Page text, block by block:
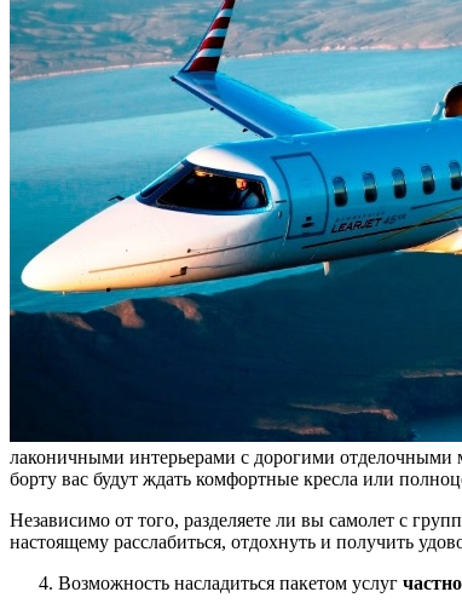
лаконичными интерьерами с дорогими отделочными
борту вас будут ждать комфортные кресла или
Независимо от того, разделяете ли вы самолет с
настоящему расслабиться, отдохнуть и получить
Возможность насладиться пакетом услуг